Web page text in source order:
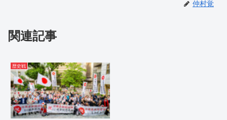
仲村覚
関連記事
歴史戦